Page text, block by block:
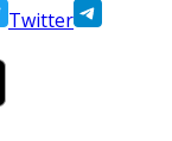
Twitter